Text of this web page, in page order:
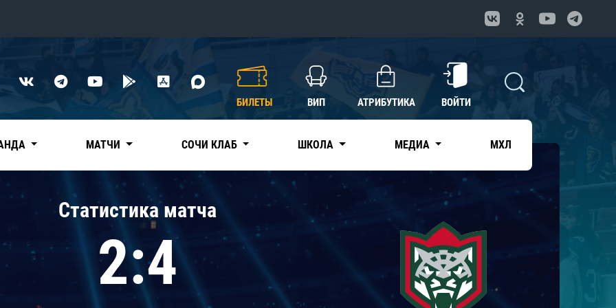
Трактор
Дивизион Чернышева
БИЛЕТЫ ВИП АТРИБУТИКА ВОЙТИ
МАТЧИ СОЧИ КЛАБ ШКОЛА МЕДИА МХЛ
Статистика матча
2:4